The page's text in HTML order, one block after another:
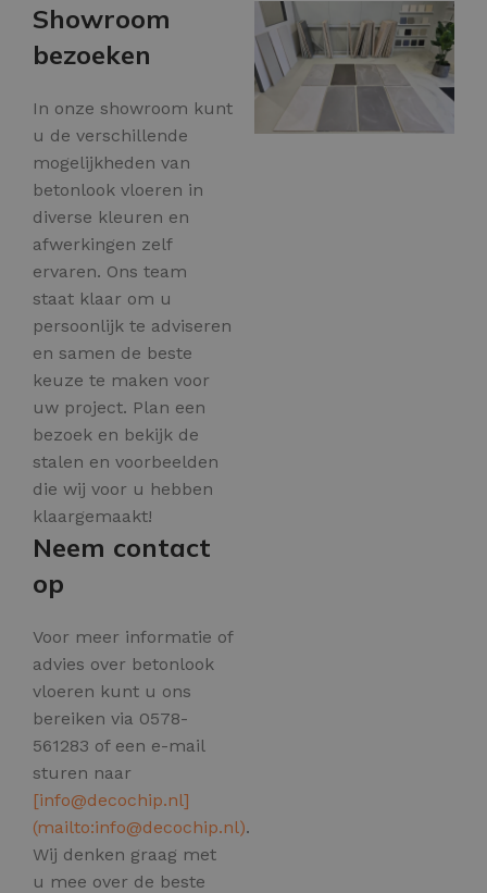
Showroom
bezoeken
In onze showroom kunt
u de verschillende
mogelijkheden van
betonlook vloeren in
diverse kleuren en
afwerkingen zelf
ervaren. Ons team
staat klaar om u
persoonlijk te adviseren
en samen de beste
keuze te maken voor
uw project. Plan een
bezoek en bekijk de
stalen en voorbeelden
die wij voor u hebben
klaargemaakt!
Neem contact
op
Voor meer informatie of
advies over betonlook
vloeren kunt u ons
bereiken via 0578-
561283 of een e-mail
sturen naar
[info@decochip.nl]
(mailto:info@decochip.nl).
Wij denken graag met
u mee over de beste